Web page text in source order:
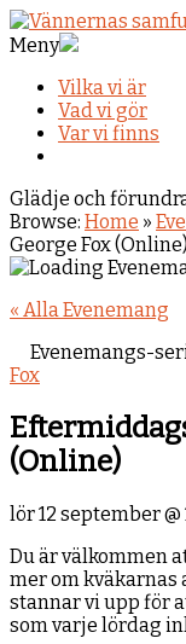
Meny
Vilka vi är
Vad vi gör
Var vi finns
Glädje och
Browse: Home »
George Fox (Online)
« Alla Evenemang
Evenemangs-
Fox
(Online)
lör 12 september@
Du är välkommen
mer om kväkarnas
stannar vi upp för
som varje lördag